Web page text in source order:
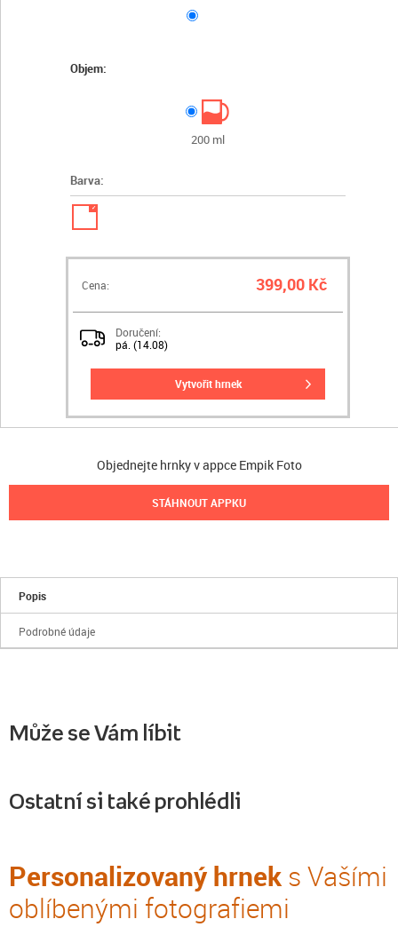
Objem:
200 ml
Barva:
✓
Cena: 399,00 Kč
Doručení:
pá. (14.08)
vytvořit hrnek
Objednejte hrnky v appce Empik Foto
STÁHNOUT APPKU
Popis
Podrobné údaje
Může se Vám líbit
Ostatní si také prohlédli
Personalizovaný hrneks Vašími
oblíbenými fotografiemi